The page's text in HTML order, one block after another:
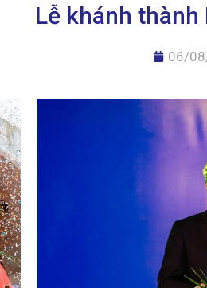
Lễ khánh thành
06/